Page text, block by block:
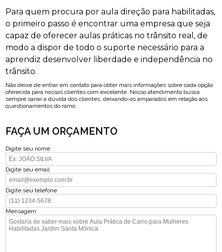
Para quem procura por aula direção para habilitadas,
o primeiro passo é encontrar uma empresa que seja
capaz de oferecer aulas práticas no trânsito real, de
modo a dispor de todo o suporte necessário para a
aprendiz desenvolver liberdade e independência no
trânsito.
Não deixe de entrar em contato para obter mais informações sobre cada opção
oferecida para nossos clientes com excelente. Nosso atendimento busca
sempre sanar a dúvida dos clientes, deixando-os amparados em relação aos
questionamentos do ramo.
FAÇA UM ORÇAMENTO
Digite seu nome
Digite seu email
Digite seu telefone
Mensagem